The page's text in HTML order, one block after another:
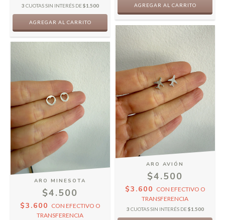
3 CUOTAS SIN INTERÉS DE$1.500
ARO MINESOTA
$4.500
$3.600 CON EFECTIVO O
TRANSFERENCIA
ARO AVIÓN
$4.500
$3.600 CON EFECTIVO O
TRANSFERENCIA
3 CUOTAS SIN INTERÉS DE$1.500